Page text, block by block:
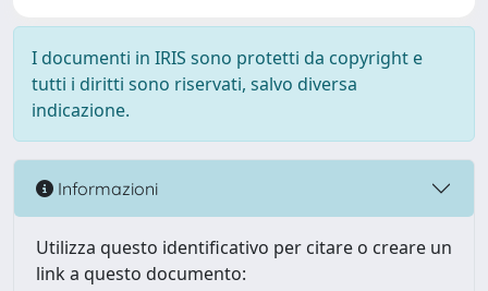
I documenti in IRIS sono protetti da copyright e
tutti i diritti sono riservati, salvo diversa
indicazione.
Informazioni
Utilizza questo identificativo per citare o creare un
link a questo documento: